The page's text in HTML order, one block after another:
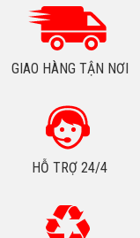
GIAO HÀNG TẬN NƠI
HỖ TRỢ 24/4